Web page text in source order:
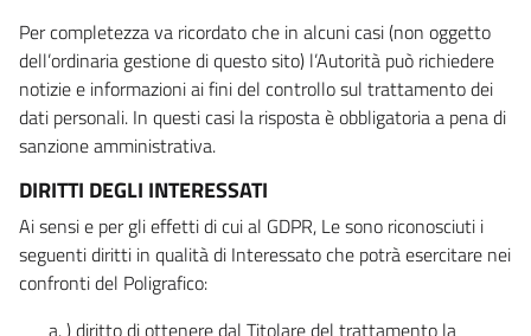
Per completezza va ricordato che in alcuni casi (non oggetto
dell’ordinaria gestione di questo sito) l’Autorità può richiedere
notizie e informazioni ai fini del controllo sul trattamento dei
dati personali. In questi casi la risposta è obbligatoria a pena di
sanzione amministrativa.
DIRITTI DEGLI INTERESSATI
Ai sensi e per gli effetti di cui al GDPR, Le sono riconosciuti i
seguenti diritti in qualità di Interessato che potrà esercitare nei
confronti del Poligrafico:
) diritto di ottenere dal Titolare del trattamento la